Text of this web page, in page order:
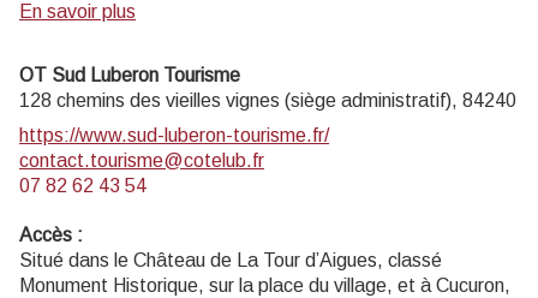
Informations touristiques et vente de livres, cartes,
Exposition permanente visite gratuite.
Musée de géologie entrée payante (4 € ; 2€ réduit ; gratuit
moins de 18 ans, scolaires, enseignants).
Ouvert au public lundi, mardi, jeudi 14h-17h30, et mercredi
9h-12h30 et 14h-17h30 (hors jours fériés).
En savoir plus
OT Sud Luberon Tourisme
128 chemins des vieilles vignes (siège administratif), 84240
https://www.sud-luberon-tourisme.fr/
contact.tourisme@cotelub.fr
07 82 62 43 54
Accès :
Situé dans le Château de La Tour d’Aigues, classé
Monument Historique, sur la place du village, et à Cucuron,